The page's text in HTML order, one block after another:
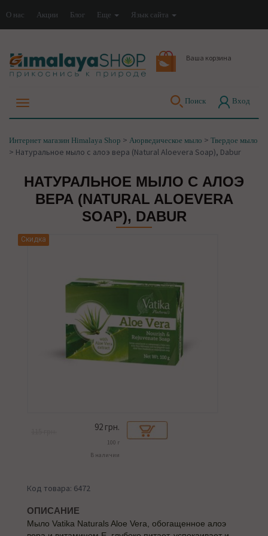
О нас Акции Блог Еще Язык сайта
Ваша корзина
Поиск Вход
Интернет магазин Himalaya Shop > Аюрведическое мыло > Твердое мыло
> Натуральное мыло с алоэ вера (Natural Aloevera Soap), Dabur
НАТУРАЛЬНОЕ МЫЛО С АЛОЭ
ВЕРА (NATURAL ALOEVERA
SOAP), DABUR
Скидка
92 грн.
100 г
В наличии
Код товара: 6472
ОПИСАНИЕ
Мыло Vatika Naturals Aloe Vera, обогащенное алоэ